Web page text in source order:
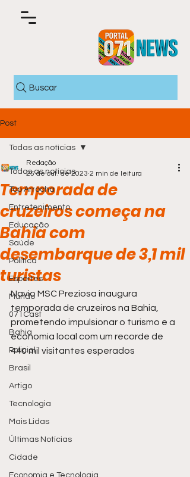
Buscar
Post
Todas as notícias
Top Arrocha
Entretenimento
Educação
Saúde
Política
Esportes
Mundo
071Cast
Bahia
Policial
Brasil
Artigo
Tecnologia
Mais Lidas
Últimas Notícias
Cidade
Economia e Tecnologia
Todas as notícias
Temporada de
cruzeiros começa na
Bahia com
desembarque de 3,1 mil
turistas
Redação
25 de out. de 2023 2 min de leitura
Navio MSC Preziosa inaugura
temporada de cruzeiros na Bahia,
prometendo impulsionar o turismo e a
economia local com um recorde de
440 mil visitantes esperados